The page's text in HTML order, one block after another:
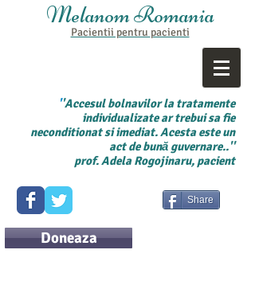
Melanom Romania
Pacientii pentru pacienti
''Accesul bolnavilor la tratamente
individualizate ar trebui sa fie
neconditionat si imediat. Acesta este un
act de bună guvernare..''
prof. Adela Rogojinaru, pacient
Share
Doneaza